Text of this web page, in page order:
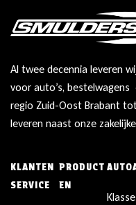
Al twee decennia leveren
voor auto’s,
regio Zuid-Oost Brabant
leveren naast onze
KLANTEN
SERVICE
PRODUCT
EN